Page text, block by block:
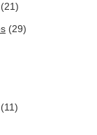
(21)
(29)
(11)